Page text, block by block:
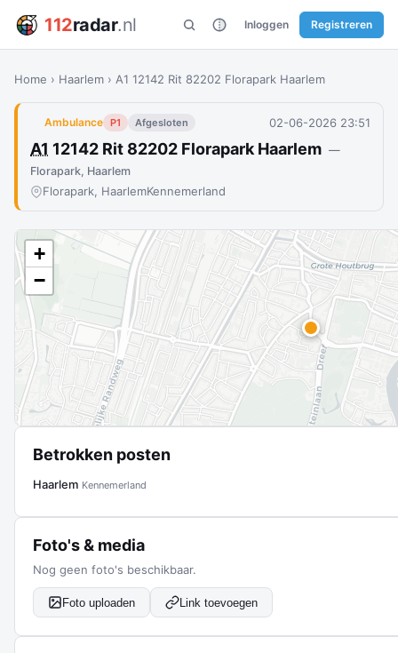
112radar.nl Inloggen Registreren
Home › Haarlem › A1 12142 Rit 82202 Florapark Haarlem
Ambulance P1 Afgesloten 02-06-2026 23:51
A1 12142 Rit 82202 Florapark Haarlem —
Florapark, Haarlem
Florapark, HaarlemKennemerland
+
−
Betrokken posten
Haarlem Kennemerland
Foto's & media
Nog geen foto's beschikbaar.
Foto uploaden Link toevoegen